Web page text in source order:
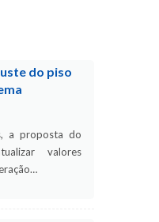
do piso
a proposta do
valores